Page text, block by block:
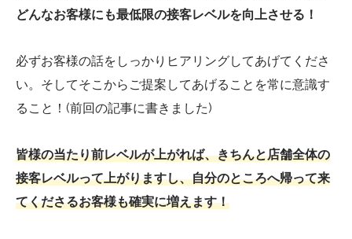
どんなお客様にも最低限の接客レベルを向上させる！
必ずお客様の話をしっかりヒアリングしてあげてくださ
い。そしてそこからご提案してあげることを常に意識す
ること！(前回の記事に書きました)
皆様の当たり前レベルが上がれば、きちんと店舗全体の
接客レベルって上がりますし、自分のところへ帰って来
てくださるお客様も確実に増えます！